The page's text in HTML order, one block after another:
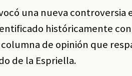
una nueva controversia
históricamente
de opinión que
de la Espriella.